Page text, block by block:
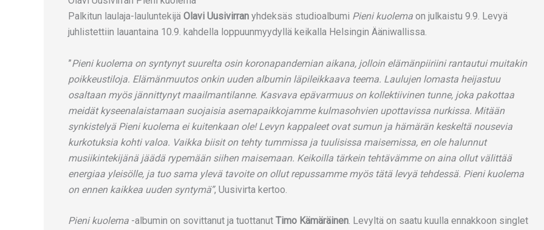
Palkitun laulaja-lauluntekijä Olavi Uusivirran yhdeksäs studioalbumi Pieni kuolema on julkaistu 9.9. Levyä
juhlistettiin lauantaina 10.9. kahdella loppuunmyydyllä keikalla Helsingin Ääniwallissa.
”Pieni kuolema on syntynyt suurelta osin koronapandemian aikana, jolloin elämänpiiriini rantautui muitakin
poikkeustiloja. Elämänmuutos onkin uuden albumin läpileikkaava teema. Laulujen lomasta heijastuu
osaltaan myös jännittynyt maailmantilanne. Kasvava epävarmuus on kollektiivinen tunne, joka pakottaa
meidät kyseenalaistamaan suojaisia asemapaikkojamme kulmasohvien upottavissa nurkissa. Mitään
synkistelyä Pieni kuolema ei kuitenkaan ole! Levyn kappaleet ovat sumun ja hämärän keskeltä nousevia
kurkotuksia kohti valoa. Vaikka biisit on tehty tummissa ja tuulisissa maisemissa, en ole halunnut
musiikintekijänä jäädä rypemään siihen maisemaan. Keikoilla tärkein tehtävämme on aina ollut välittää
energiaa yleisölle, ja tuo sama ylevä tavoite on ollut repussamme myös tätä levyä tehdessä. Pieni kuolema
on ennen kaikkea uuden syntymä”, Uusivirta kertoo.
Pieni kuolema -albumin on sovittanut ja tuottanut Timo Kämäräinen. Levyltä on saatu kuulla ennakkoon singlet